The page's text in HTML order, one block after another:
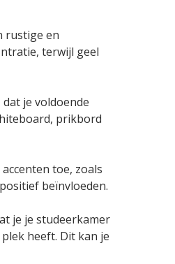
rustige en
terwijl geel
je voldoende
prikbord
toe, zoals
beïnvloeden.
je je studeerkamer
heeft. Dit kan je